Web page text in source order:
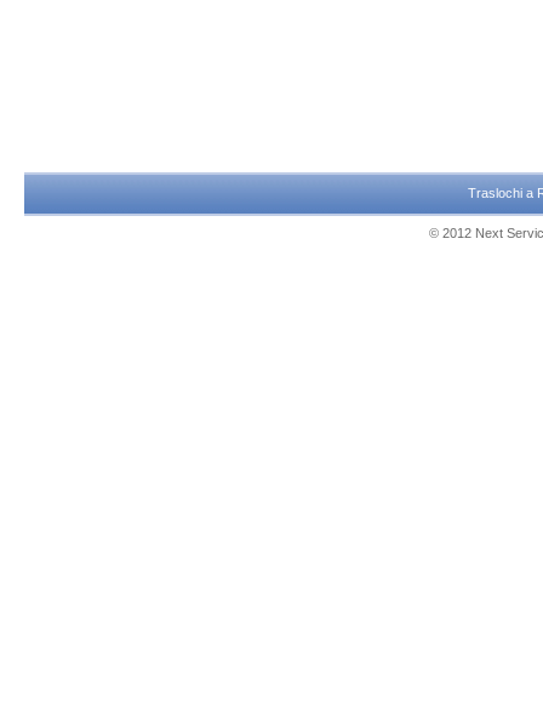
Traslochi a
© 2012 Next